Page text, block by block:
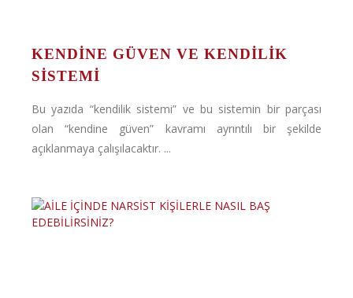
KENDINE GÜVEN VE KENDILIK
SISTEMI
Bu yazıda “kendilik sistemi” ve bu sistemin bir parçası
olan “kendine güven” kavramı ayrıntılı bir şekilde
açıklanmaya çalışılacaktır. ...